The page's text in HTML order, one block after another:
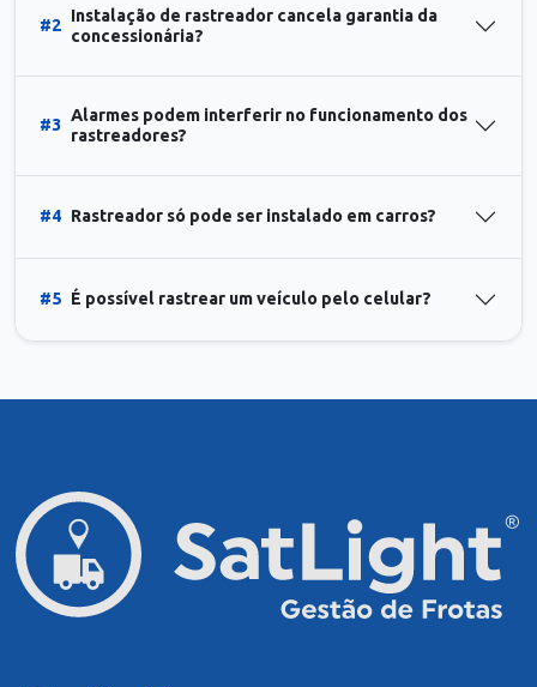
#2
Instalação de rastreador cancela garantia da
concessionária?
#3
Alarmes podem interferir no funcionamento dos
rastreadores?
#4 Rastreador só pode ser instalado em carros?
#5 É possível rastrear um veículo pelo celular?